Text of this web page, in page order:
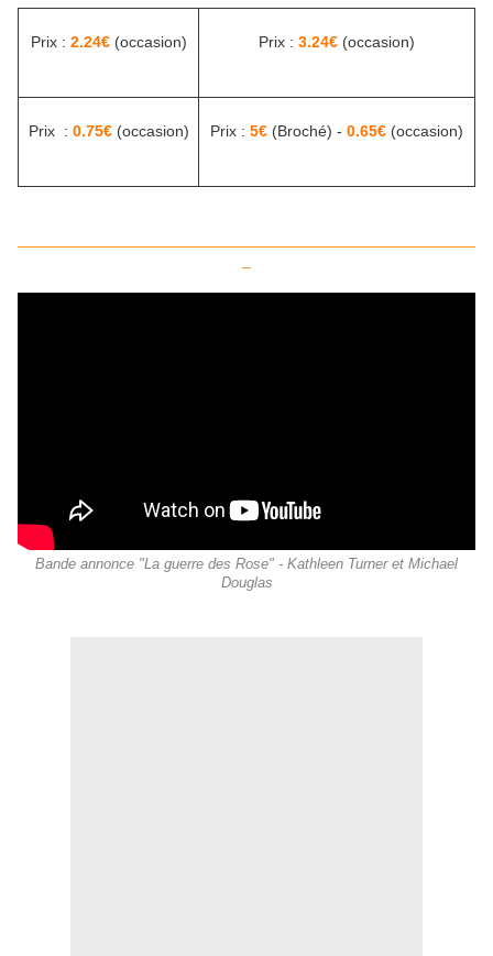
Prix : 2.24€(occasion) Prix : 3.24€ (occasion)
Prix : 0.75€(occasion) Prix : 5€ (Broché) - 0.65€ (occasion)
Bande annonce "La guerre des Rose" - Kathleen Turner et Michael
Douglas